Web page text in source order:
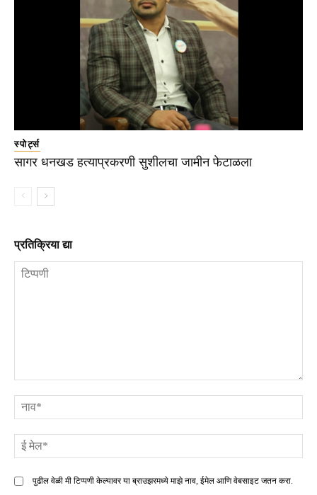
स्पोर्ट्स
सागर धनखड हत्याप्रकरणी सुशीलचा जामीन फेटाळला
प्रतिक्रिया द्या
पुढील वेळी मी टिप्पणी केल्यावर या ब्राउझरमध्ये माझे नाव, ईमेल आणि वेबसाइट जतन करा.